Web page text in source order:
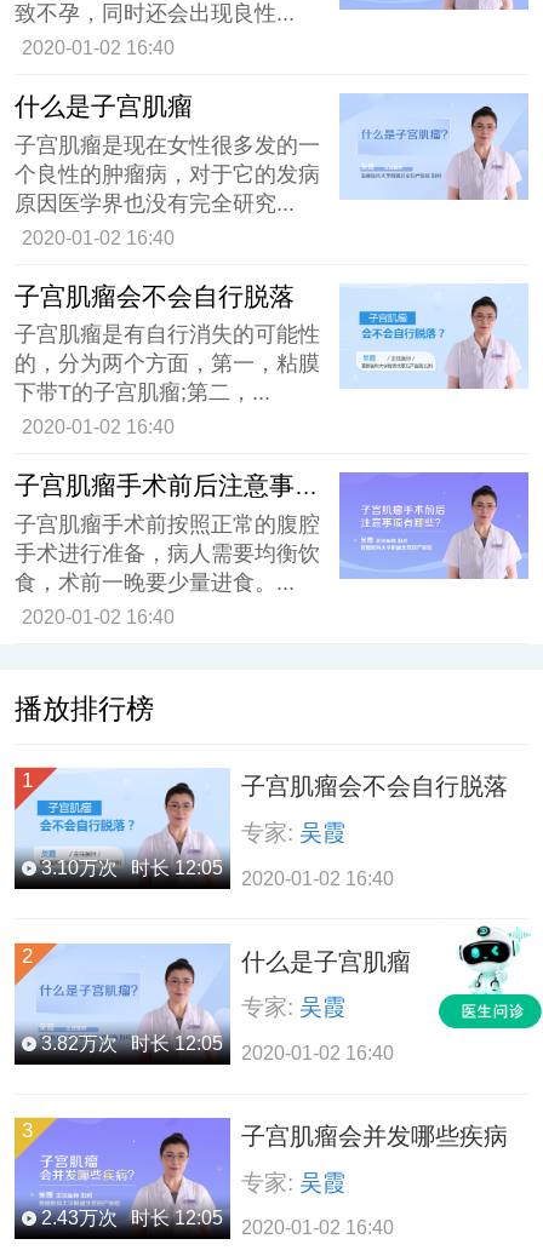
致不孕，同时还会出现良性...
2020-01-02 16:40
什么是子宫肌瘤
子宫肌瘤是现在女性很多发的一
个良性的肿瘤病，对于它的发病
原因医学界也没有完全研究...
2020-01-02 16:40
子宫肌瘤会不会自行脱落
子宫肌瘤是有自行消失的可能性
的，分为两个方面，第一，粘膜
下带T的子宫肌瘤;第二，...
2020-01-02 16:40
子宫肌瘤手术前后注意事项有哪些
子宫肌瘤手术前按照正常的腹腔
手术进行准备，病人需要均衡饮
食，术前一晚要少量进食。...
2020-01-02 16:40
播放排行榜
3.10万次 时长 12:05
1 子宫肌瘤会不会自行脱落
专家: 吴霞
2020-01-02 16:40
3.82万次 时长 12:05
2 什么是子宫肌瘤
专家: 吴霞
2020-01-02 16:40
2.43万次 时长 12:05
3 子宫肌瘤会并发哪些疾病
专家: 吴霞
2020-01-02 16:40